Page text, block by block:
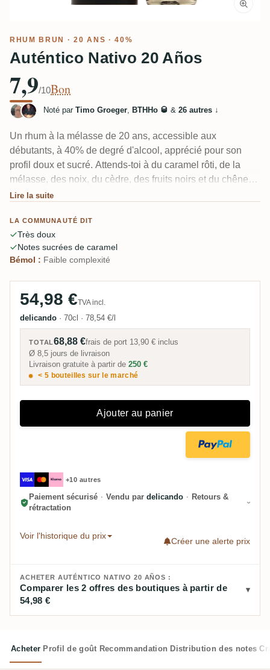
RHUM BRUN · 20 ANS · 40%
Auténtico Nativo 20 Años
7,9/10Bon
Noté par Timo Groeger, BTHHo 🥃 & 26 autres ↓
Un rhum à la mélasse de 20 ans, accessible aux
débutants, à 40% de degré d'alcool, apprécié pour son
profil doux et sucré. Attends-toi à du caramel rôti, de la
mélasse, des noix, du cèdre, des fruits noirs et du chêne
délicat. Idéal pour une dégustation détendue en soirée ou
Lire la suite
LA COMMUNAUTÉ DIT
Très doux
Notes sucrées de caramel
Bémol : Faible complexité
54,98 €TVA incl.
delicando · 70cl · 78,54 €/l
TOTAL68,88 €frais de port 13,90 € inclus
Ø 8,5 jours de livraison
Livraison gratuite à partir de 250 €
< 5 bouteilles sur le marché
Ajouter au panier
+10 autres
Paiement sécurisé · Vendu par delicando · Retours &
rétractation
Voir l'historique du prix
Créer une alerte prix
ACHETER AUTÉNTICO NATIVO 20 AÑOS :
Comparer les 2 offres des boutiques à partir de
54,98 €
Acheter Profil de goût Recommandation Distribution des notes